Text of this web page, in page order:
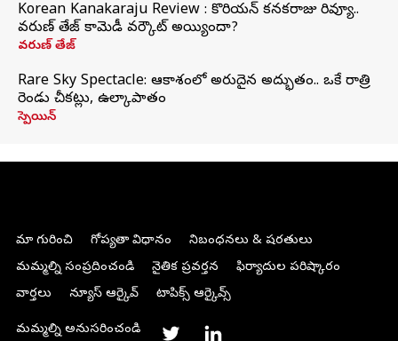
Korean Kanakaraju Review : కొరియన్ కనకరాజు రివ్యూ..
వరుణ్ తేజ్ కామెడీ వర్కౌట్ అయ్యిందా?
వరుణ్ తేజ్
Rare Sky Spectacle: ఆకాశంలో అరుదైన అద్భుతం.. ఒకే రాత్రి
రెండు చీకట్లు, ఉల్కాపాతం
స్పెయిన్
మా గురించి గోప్యతా విధానం
నిబంధనలు & షరతులు
మమ్మల్ని సంప్రదించండి
నైతిక ప్రవర్తన
ఫిర్యాదుల పరిష్కారం
వార్తలు
న్యూస్ ఆర్కైవ్ టాపిక్స్ ఆర్కైవ్స్
మమ్మల్ని అనుసరించండి